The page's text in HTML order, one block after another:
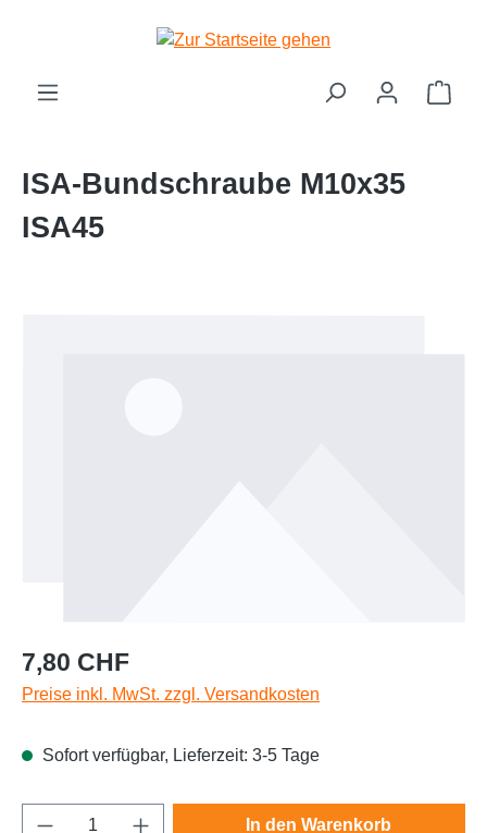
Zum Hauptinhalt springen
ISA-Bundschraube M10x35
ISA45
Regulärer Preis:
7,80 CHF
Preise inkl. MwSt. zzgl. Versandkosten
Sofort verfügbar, Lieferzeit: 3-5 Tage
Produkt Anzahl: Gib den gewünschten
In den Warenkorb